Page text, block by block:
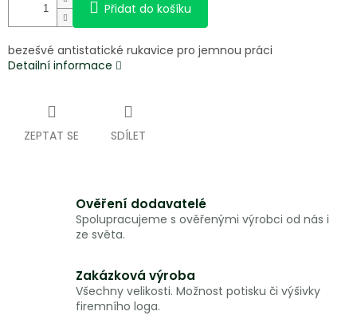
Přidat do košíku
bezešvé antistatické rukavice pro jemnou práci
Detailní informace
ZEPTAT SE SDÍLET
Ověření dodavatelé
Spolupracujeme s ověřenými výrobci od nás i
ze světa.
Zakázková výroba
Všechny velikosti. Možnost potisku či výšivky
firemního loga.